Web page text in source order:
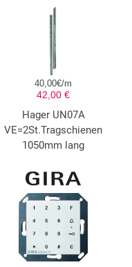
40,00€/m
42,00 €
Hager UN07A
VE=2St.Tragschienen
1050mm lang